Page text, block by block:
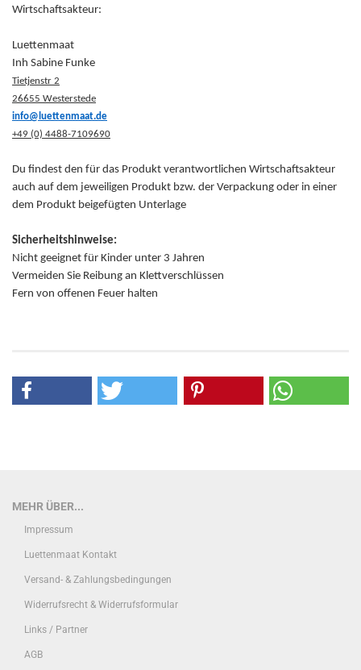
Wirtschaftsakteur:
Luettenmaat
Inh Sabine Funke
Tietjenstr 2
26655 Westerstede
info@luettenmaat.de
+49 (0) 4488-7109690
Du findest den für das Produkt verantwortlichen Wirtschaftsakteur
auch auf dem jeweiligen Produkt bzw. der Verpackung oder in einer
dem Produkt beigefügten Unterlage
Sicherheitshinweise:
Nicht geeignet für Kinder unter 3 Jahren
Vermeiden Sie Reibung an Klettverschlüssen
Fern von offenen Feuer halten
MEHR ÜBER...
Impressum
Luettenmaat Kontakt
Versand- & Zahlungsbedingungen
Widerrufsrecht & Widerrufsformular
Links / Partner
AGB